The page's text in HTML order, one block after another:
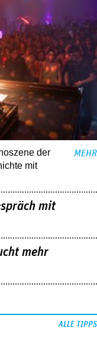
der
mit
MEHR
mit
mehr
ALLE TIPPS